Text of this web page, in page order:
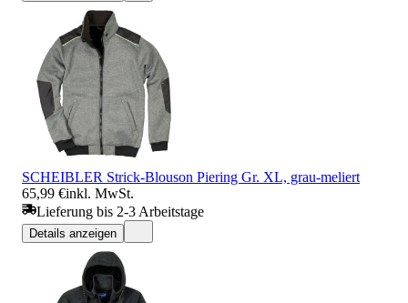
SCHEIBLER Strick-Blouson Piering Gr. XL, grau-meliert
65,99 €inkl. MwSt.
Lieferung bis 2-3 Arbeitstage
Details anzeigen